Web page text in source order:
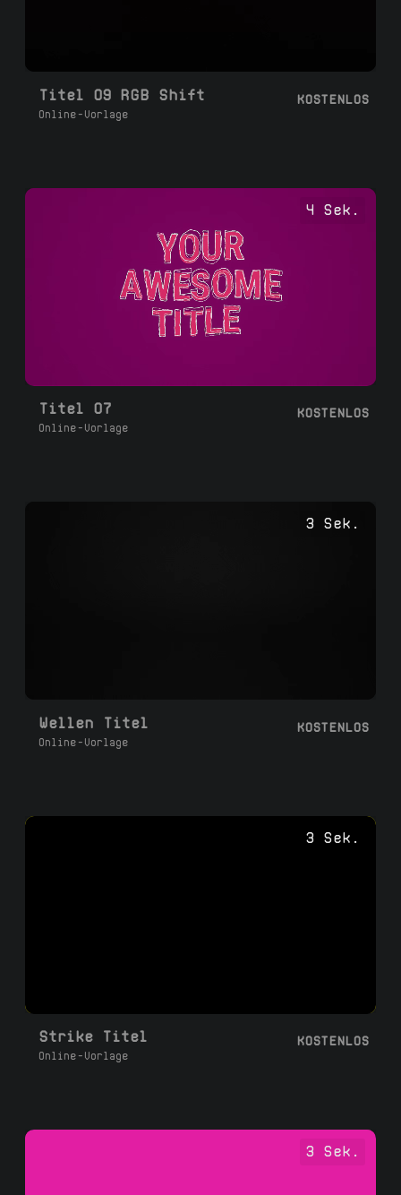
Titel 09 RGB Shift
Online-Vorlage
KOSTENLOS
4 Sek.
Titel 07
Online-Vorlage
KOSTENLOS
3 Sek.
Wellen Titel
Online-Vorlage
KOSTENLOS
3 Sek.
Strike Titel
Online-Vorlage
KOSTENLOS
3 Sek.